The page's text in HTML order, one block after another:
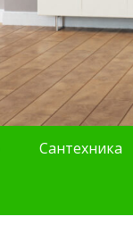
Сантехника